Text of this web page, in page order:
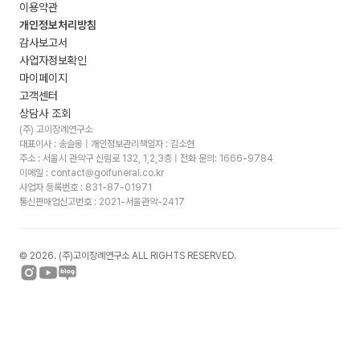
이용약관
개인정보처리방침
감사보고서
사업자정보확인
마이페이지
고객센터
상담사 조회
(주) 고이장례연구소
대표이사 : 송슬옹 | 개인정보관리책임자 : 김소현
주소 : 서울시 관악구 신림로 132, 1,2,3층 | 전화 문의: 1666-9784
이메일 : contact@goifuneral.co.kr
사업자 등록번호 : 831-87-01971
통신판매업신고번호 : 2021-서울관악-2417
© 2026. (주)고이장례연구소 ALL RIGHTS RESERVED.